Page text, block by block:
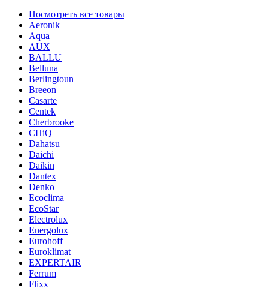
Посмотреть все товары
Aeronik
Aqua
AUX
BALLU
Belluna
Berlingtoun
Breeon
Casarte
Centek
Cherbrooke
CHiQ
Dahatsu
Daichi
Daikin
Dantex
Denko
Ecoclima
EcoStar
Electrolux
Energolux
Eurohoff
Euroklimat
EXPERTAIR
Ferrum
Flixx